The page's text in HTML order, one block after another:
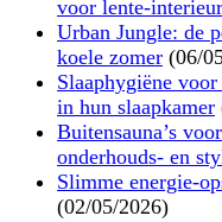
voor lente-
Urban Jungle: de
koele zomer (06/
Slaaphygiëne
in hun slaapkamer
Buitensauna’s
onderhouds- en
Slimme energie-
(02/05/2026)